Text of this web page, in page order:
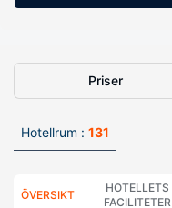
Priser
Hotellrum : 131
ÖVERSIKT
HOTELLETS
FACILITETER